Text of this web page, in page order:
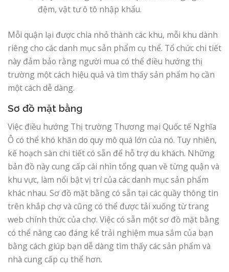
đệm, vật tư ô tô nhập khẩu.
Mỗi quận lại được chia nhỏ thành các khu, mỗi khu dành
riêng cho các danh mục sản phẩm cụ thể. Tổ chức chi tiết
này đảm bảo rằng người mua có thể điều hướng thị
trường một cách hiệu quả và tìm thấy sản phẩm họ cần
một cách dễ dàng.
Sơ đồ mặt bằng
Việc điều hướng Thị trường Thương mại Quốc tế Nghĩa
Ô có thể khó khăn do quy mô quá lớn của nó. Tuy nhiên,
kế hoạch sàn chi tiết có sẵn để hỗ trợ du khách. Những
bản đồ này cung cấp cái nhìn tổng quan về từng quận và
khu vực, làm nổi bật vị trí của các danh mục sản phẩm
khác nhau. Sơ đồ mặt bằng có sẵn tại các quầy thông tin
trên khắp chợ và cũng có thể được tải xuống từ trang
web chính thức của chợ. Việc có sẵn một sơ đồ mặt bằng
có thể nâng cao đáng kể trải nghiệm mua sắm của bạn
bằng cách giúp bạn dễ dàng tìm thấy các sản phẩm và
nhà cung cấp cụ thể hơn.